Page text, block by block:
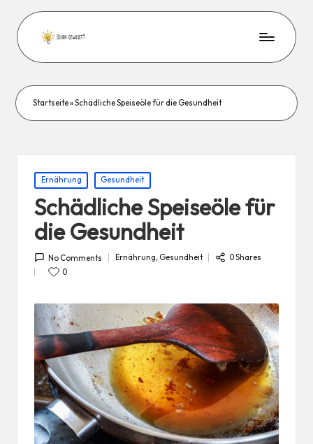
Startseite»Schädliche Speiseöle für die Gesundheit
Posted
in
Ernährung Gesundheit
Schädliche Speiseöle für
die Gesundheit
No Comments
Posted
Ernährung, Gesundheit
0 Shares
0